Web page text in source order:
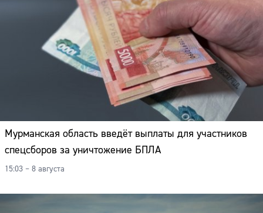
Мурманская область введёт выплаты для участников
спецсборов за уничтожение БПЛА
15:03 – 8 августа